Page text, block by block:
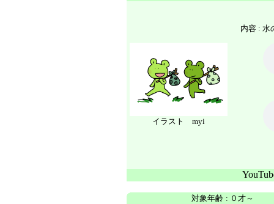
イラスト myi
内容 : 水
対象年齢 : ０才～